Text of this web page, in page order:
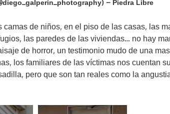
– Piedra Libre
de niños, en el piso de las casas, las
las paredes de las viviendas… no hay
de horror, un testimonio mudo de una
los familiares de las víctimas nos cuentan
pero que son tan reales como la